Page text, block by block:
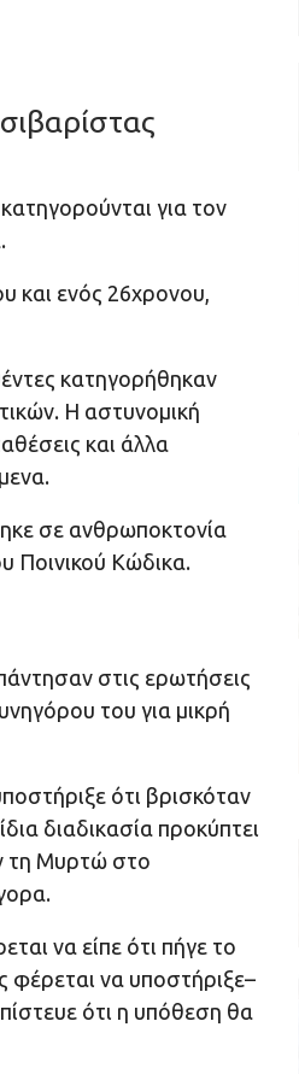
για τον
και ενός 26χρονου,
κατηγορήθηκαν
Η αστυνομική
και άλλα
σε ανθρωποκτονία
Ποινικού Κώδικα.
στις ερωτήσεις
του για μικρή
ότι βρισκόταν
διαδικασία προκύπτει
τη Μυρτώ στο
να είπε ότι πήγε το
να υποστήριξε–
ότι η υπόθεση θα